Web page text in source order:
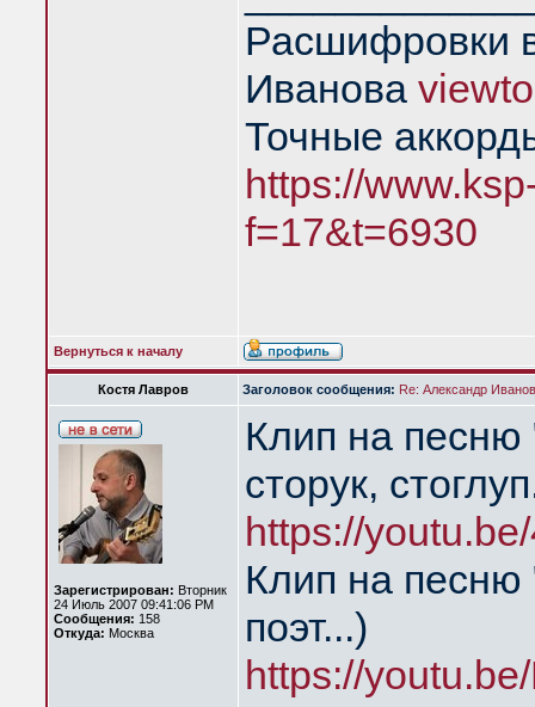
Расшифровки
Иванова
Точные
https://
f=17&t=6930
Вернуться к началу
Костя Лавров Заголовок сообщения: Re: Александр
Зарегистрирован: Вторник
24 Июль 2007 09:41:06 PM
Сообщения: 158
Откуда: Москва
Клип на
сторук,
https://
Клип на
поэт...)
https://